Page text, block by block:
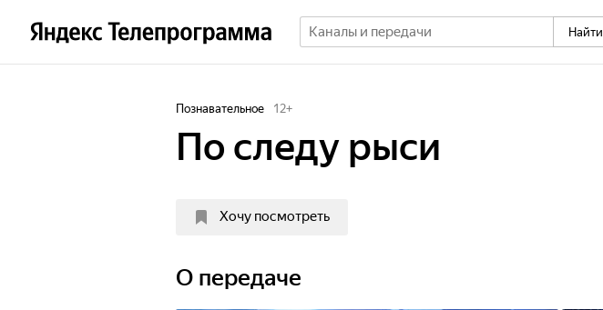
Найти
Познавательное 12+
По следу рыси
Хочу посмотреть
О передаче